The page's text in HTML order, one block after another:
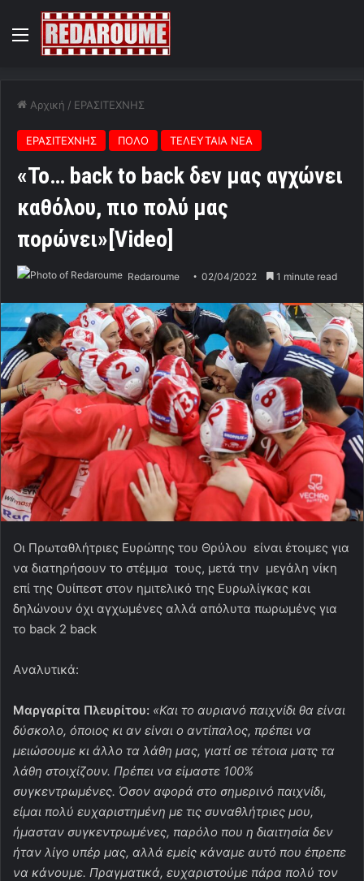
Menu
Αρχική / ΕΡΑΣΙΤΕΧΝΗΣ
ΕΡΑΣΙΤΕΧΝΗΣ ΠΟΛΟ ΤΕΛΕΥΤΑΙΑ ΝΕΑ
«Το… back to back δεν μας αγχώνει
καθόλου, πιο πολύ μας
πορώνει»[Video]
Redaroume 02/04/2022 1 minute read
Οι Πρωταθλήτριες Ευρώπης του Θρύλου είναι έτοιμες για
να διατηρήσουν το στέμμα τους, μετά την μεγάλη νίκη
επί της Ουίπεστ στον ημιτελικό της Ευρωλίγκας και
δηλώνουν όχι αγχωμένες αλλά απόλυτα πωρωμένς για
το back 2 back
Aναλυτικά:
Μαργαρίτα Πλευρίτου: «Και το αυριανό παιχνίδι θα είναι
δύσκολο, όποιος κι αν είναι ο αντίπαλος, πρέπει να
μειώσουμε κι άλλο τα λάθη μας, γιατί σε τέτοια ματς τα
λάθη στοιχίζουν. Πρέπει να είμαστε 100%
συγκεντρωμένες. Όσον αφορά στο σημερινό παιχνίδι,
είμαι πολύ ευχαριστημένη με τις συναθλήτριες μου,
ήμασταν συγκεντρωμένες, παρόλο που η διαιτησία δεν
ήταν λίγο υπέρ μας, αλλά εμείς κάναμε αυτό που έπρεπε
να κάνουμε. Πραγματικά, ευχαριστούμε πάρα πολύ τον